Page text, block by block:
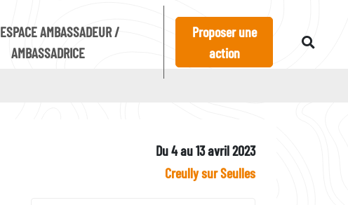
ESPACE AMBASSADEUR /
AMBASSADRICE
Proposer une
action
Du 4 au 13 avril 2023
Creully sur Seulles